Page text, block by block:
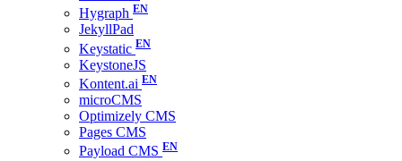
Hygraph
JekyllPad
Keystatic
KeystoneJS
Kontent.ai
microCMS
Optimizely CMS
Pages CMS
Payload CMS